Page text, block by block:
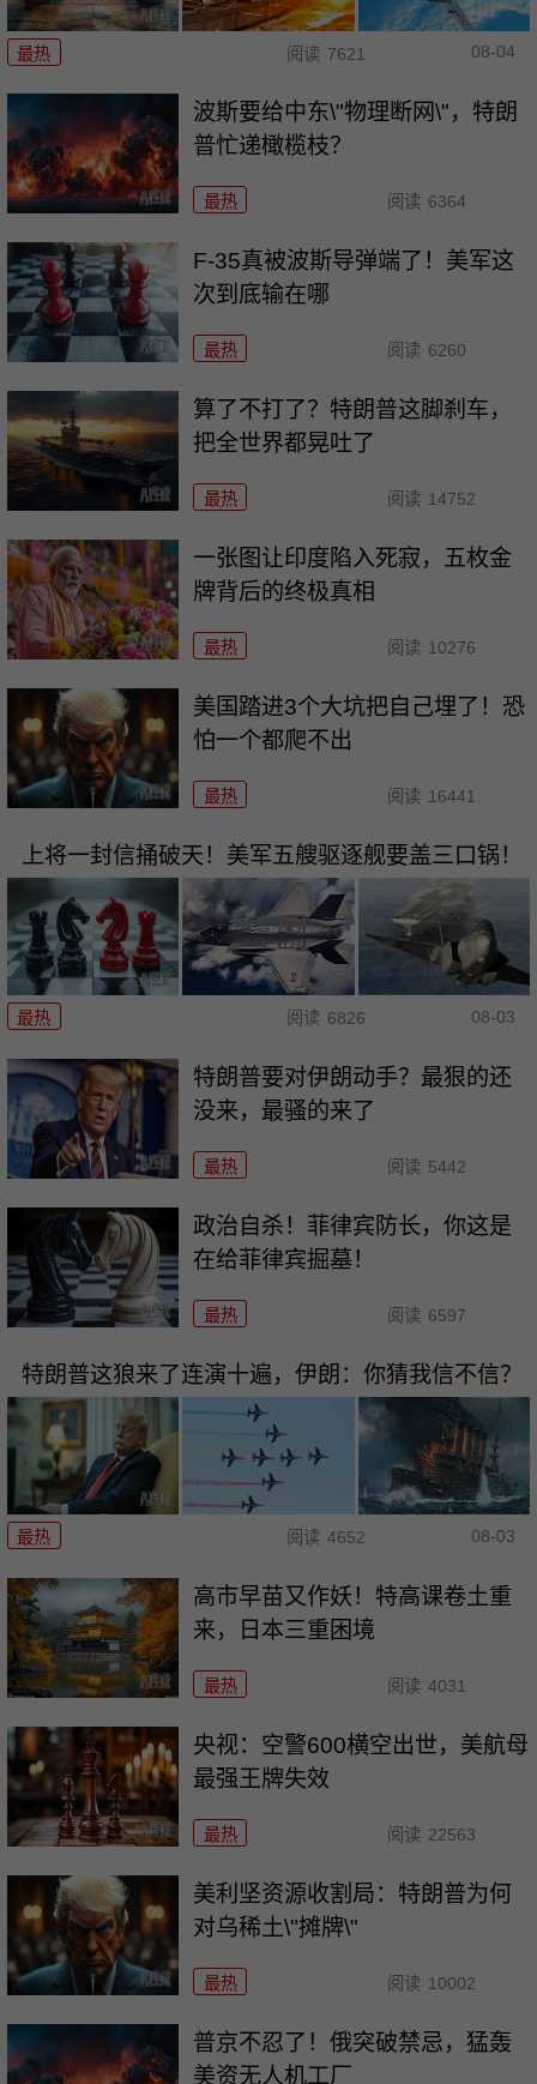
最热 阅读 7621 08-04
波斯要给中东\"物理断网\"，特朗
普忙递橄榄枝？
最热 阅读 6364
F-35真被波斯导弹端了！美军这
次到底输在哪
最热 阅读 6260
算了不打了？特朗普这脚刹车，
把全世界都晃吐了
最热 阅读 14752
一张图让印度陷入死寂，五枚金
牌背后的终极真相
最热 阅读 10276
美国踏进3个大坑把自己埋了！恐
怕一个都爬不出
最热 阅读 16441
上将一封信捅破天！美军五艘驱逐舰要盖三口锅！
最热 阅读 6826 08-03
特朗普要对伊朗动手？最狠的还
没来，最骚的来了
最热 阅读 5442
政治自杀！菲律宾防长，你这是
在给菲律宾掘墓！
最热 阅读 6597
特朗普这狼来了连演十遍，伊朗：你猜我信不信？
最热 阅读 4652 08-03
高市早苗又作妖！特高课卷土重
来，日本三重困境
最热 阅读 4031
央视：空警600横空出世，美航母
最强王牌失效
最热 阅读 22563
美利坚资源收割局：特朗普为何
对乌稀土\"摊牌\"
最热 阅读 10002
普京不忍了！俄突破禁忌，猛轰
美资无人机工厂